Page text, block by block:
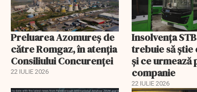
Preluarea Azomureş de
către Romgaz, în atenţia
Consiliului Concurenţei
22 IULIE 2026
Insolvenţa
trebuie să
şi ce urmează
companie
22 IULIE 2026